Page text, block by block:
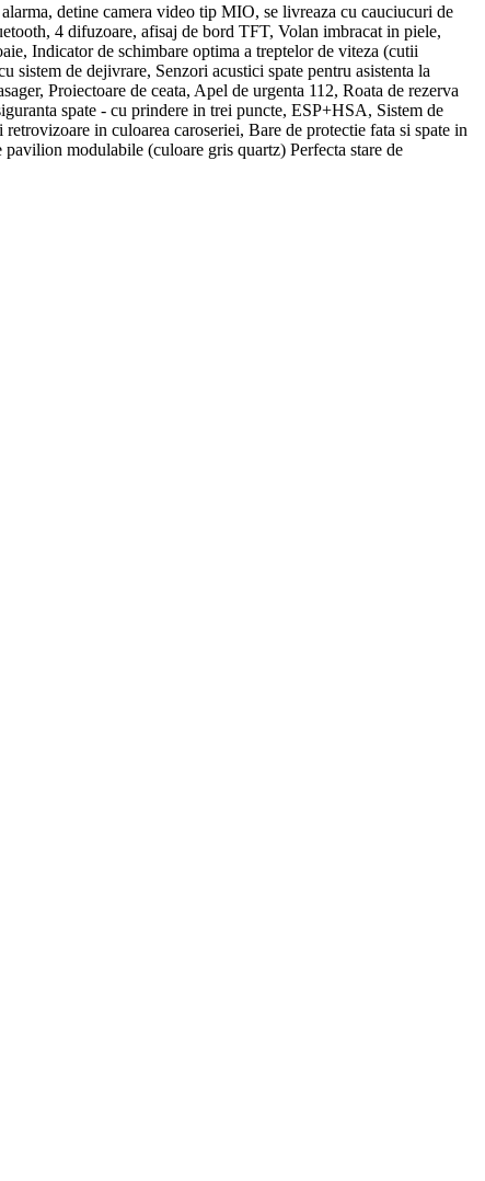
detine camera video tip MIO, se livreaza cu cauciucuri de
4 difuzoare, afisaj de bord TFT, Volan imbracat in piele,
Indicator de schimbare optima a treptelor de viteza (cutii
de dejivrare, Senzori acustici spate pentru asistenta la
Proiectoare de ceata, Apel de urgenta 112, Roata de rezerva
spate - cu prindere in trei puncte, ESP+HSA, Sistem de
in culoarea caroseriei, Bare de protectie fata si spate in
modulabile (culoare gris quartz) Perfecta stare de